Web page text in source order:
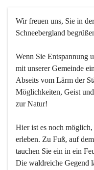
Wir freuen uns, Sie in
Schneebergland
Wenn Sie Entspannung
mit unserer Gemeinde
Abseits vom Lärm der
Möglichkeiten, Geist
zur Natur!
Hier ist es noch
erleben. Zu Fuß, auf
tauchen Sie ein in ein
Die waldreiche Gegend